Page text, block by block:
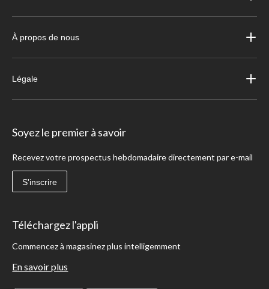
À propos de nous
Légale
Soyez le premier à savoir
Recevez votre prospectus hebdomadaire directement par e-mail
S'inscrire
Téléchargez l'appli
Commencez à magasinez plus intelligemment
En savoir plus